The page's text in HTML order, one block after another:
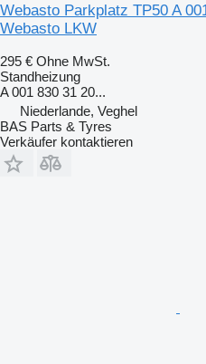
Webasto Parkplatz TP50 A
Webasto LKW
295 € Ohne MwSt.
Standheizung
A 001 830 31 20...
Niederlande, Veghel
BAS Parts & Tyres
Verkäufer kontaktieren